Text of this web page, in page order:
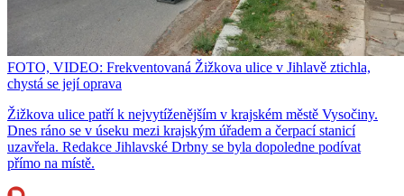
FOTO, VIDEO: Frekventovaná Žižkova ulice v Jihlavě ztichla,
chystá se její oprava
Žižkova ulice patří k nejvytíženějším v krajském městě Vysočiny.
Dnes ráno se v úseku mezi krajským úřadem a čerpací stanicí
uzavřela. Redakce Jihlavské Drbny se byla dopoledne podívat
přímo na místě.